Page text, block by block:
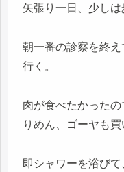
矢張り一日、少しは
朝一番の診察を終
行く。
肉が食べたかった
りめん、ゴーヤも買
即シャワーを浴び